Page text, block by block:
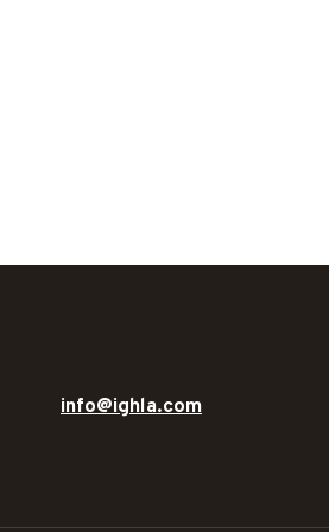
info@ighla.com